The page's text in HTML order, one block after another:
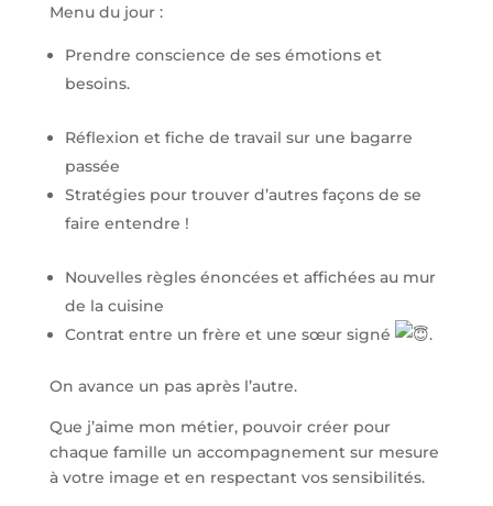
Menu du jour :
Prendre conscience de ses émotions et
besoins.
Réflexion et fiche de travail sur une bagarre
passée
Stratégies pour trouver d’autres façons de se
faire entendre !
Nouvelles règles énoncées et affichées au mur
de la cuisine
Contrat entre un frère et une sœur signé
.
On avance un pas après l’autre.
Que j’aime mon métier, pouvoir créer pour
chaque famille un accompagnement sur mesure
à votre image et en respectant vos sensibilités.